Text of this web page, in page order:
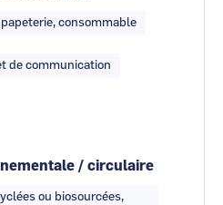
consommable
de communication
/ circulaire
ou biosourcées,